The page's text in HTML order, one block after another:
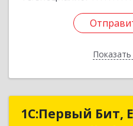
1С:Первый Бит,
1С:Первый